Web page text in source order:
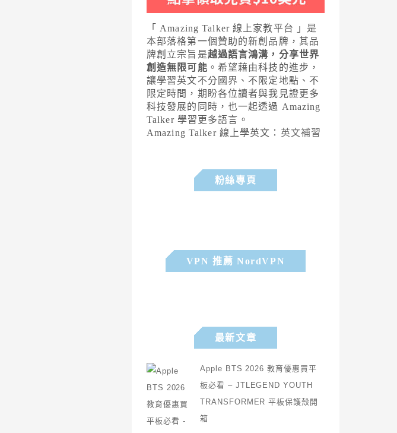
「 Amazing Talker 線上家教平台 」是
本部落格第一個贊助的新創品牌，其品
牌創立宗旨是越過語言鴻溝，分享世界
創造無限可能 。希望藉由科技的進步，
讓學習英文不分國界、不限定地點、不
限定時間，期盼各位讀者與我見證更多
科技發展的同時，也一起透過 Amazing
Talker 學習更多語言。
Amazing Talker 線上學英文： 英文補習
粉絲專頁
VPN 推薦 NordVPN
最新文章
Apple BTS 2026 教育優惠買平
板必看 – JTLEGEND YOUTH
TRANSFORMER 平板保護殼開
箱